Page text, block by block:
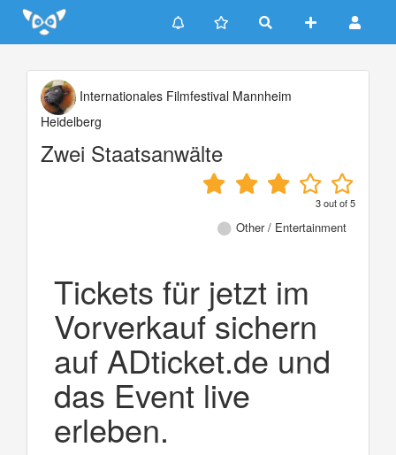
Update cookies preferences
Internationales Filmfestival Mannheim
Heidelberg
Zwei Staatsanwälte
3out of5
Other / Entertainment
Tickets für jetzt im
Vorverkauf sichern
auf ADticket.de und
das Event live
erleben.